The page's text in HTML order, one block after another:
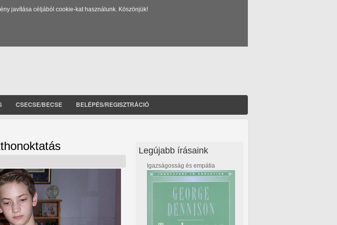
javítása céljából cookie-kat használunk. Köszönjük!
CSECSE/BECSE BELÉPÉS/REGISZTRÁCIÓ
Legújabb írásaink
Igazságosság és empátia